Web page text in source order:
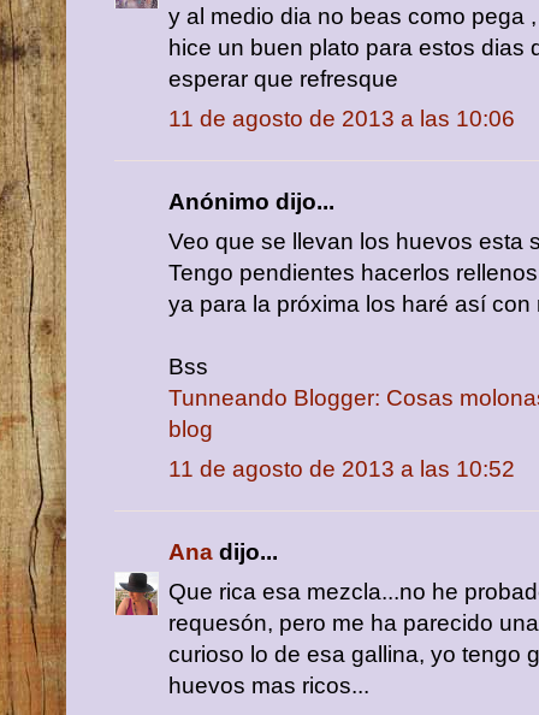
y al medio dia no beas como pega
hice un buen plato para estos dias
esperar que refresque
11 de agosto de 2013 a las 10:06
Anónimo dijo...
Veo que se llevan los huevos esta
Tengo pendientes hacerlos
ya para la próxima los haré así con
Bss
Tunneando Blogger: Cosas
blog
11 de agosto de 2013 a las 10:52
Ana dijo...
Que rica esa mezcla...no he
requesón, pero me ha parecido
curioso lo de esa gallina, yo tengo
huevos mas ricos...